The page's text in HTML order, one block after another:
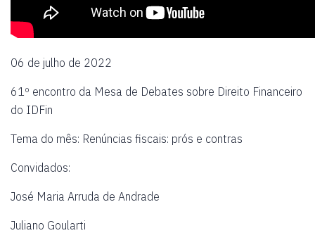
06 de julho de 2022
61º encontro da Mesa de Debates sobre Direito Financeiro
do IDFin
Tema do mês: Renúncias fiscais: prós e contras
Convidados:
José Maria Arruda de Andrade
Juliano Goularti